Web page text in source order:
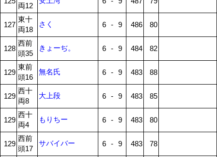
両12
127
東十
両18
さく 6 - 9 486 80
128
西前
頭35
きょーぢ。 6 - 9 484 82
129
東前
頭16
無名氏 6 - 9 483 88
129
西十
両8
大上段 6 - 9 483 85
129
西十
両4
もりちー 6 - 9 483 80
129
西前
頭17
サバイバー 6 - 9 483 78